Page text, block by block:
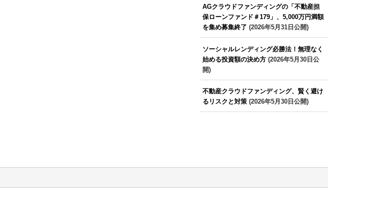
AGクラウドファンディングの「不動産担
保ローンファンド＃179」、5,000万円満額
を集め募集終了 (2026年5月31日公開)
ソーシャルレンディング必勝法！無理なく
始める投資額の決め方(2026年5月30日公
開)
不動産クラウドファンディング、賢く避け
るリスクと対策(2026年5月30日公開)